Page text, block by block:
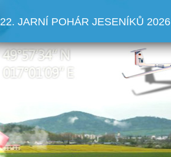
22. JARNÍ POHÁR JESENÍKŮ 2026